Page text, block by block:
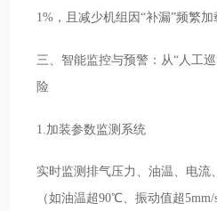
1%，且减少机组因“补漏”频繁加
三、智能监控与预警：从“人工
险
1.加装参数监测系统
实时监测排气压力、油温、电
（如油温超90℃、振动值超